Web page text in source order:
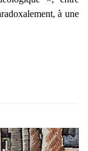
à une